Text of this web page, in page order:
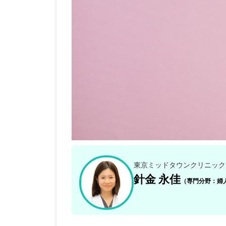
東京ミッドタウンクリニック
針金 永佳（専門分野：婦